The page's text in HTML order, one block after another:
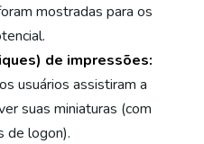
mostradas para os
de impressões:
usuários assistiram a
suas miniaturas (com
de logon).